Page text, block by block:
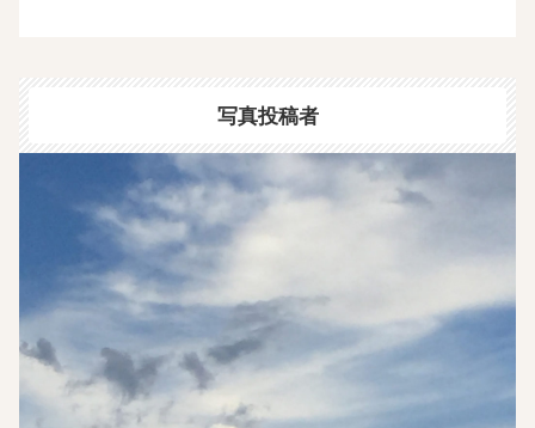
写真投稿者